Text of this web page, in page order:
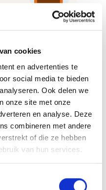
cookies
en advertenties te
social media te bieden
Ook delen we
onze site met onze
en analyse. Deze
combineren met andere
of die ze hebben
van hun services.
Algemeen Bestuur
Veiligheidsregio
de Toekomstvisie
en incidenten;
voor
optreden door
In deze regionale